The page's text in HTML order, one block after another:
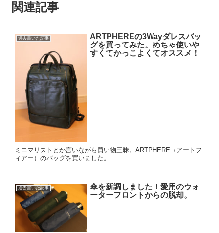
関連記事
過去書いた記事
ARTPHEREの3Wayダレスバッ
グを買ってみた。めちゃ使いや
すくてかっこよくてオススメ！
ミニマリストとか言いながら買い物三昧。ARTPHERE（アートフ
ィアー）のバッグを買いました。
過去書いた記事
傘を新調しました！愛用のウォ
ーターフロントからの脱却。